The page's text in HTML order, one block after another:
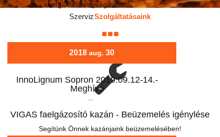
SzervizSzolgáltatásaink
VIGAS faelgázosító kazán - Beüzemelés igénylése
Segítünk Önnek kazánjaink beüzemelésében!
energiahatékonyságát, ko...
2018 aug. 30
InnoLignum Sopron 2019.09.12-14.-
Meghívó